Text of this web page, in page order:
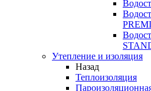
Утепление и изоляция
Назад
Теплоизоляция